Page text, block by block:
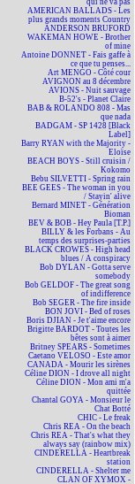
qui ne va pas
AMERICAN BALLADS - Les
plus grands moments Country
ANDERSON BRUFORD
WAKEMAN HOWE - Brother
of mine
Antoine DONNET - Fais gaffe à
ce que tu penses...
Art MENGO - Côté cour
AVIGNON au 8 décembre
AVIONS - Nuit sauvage
B-52's - Planet Claire
BAB & ROLANDO 808 - Mas
que nada
BADGAM - SP 1428 [Black
Label]
Barry RYAN with the Majority -
Eloïse
BEACH BOYS - Still cruisin /
Kokomo
Bebu SILVETTI - Spring rain
BEE GEES - The woman in you
/ Stayin' alive
Bernard MINET - Génération
Bioman
BEV & BOB - Hey Paula [T.P.]
BILLY & les Forbans - Au
temps des surprises-parties
BLACK CROWES - High head
blues / A conspiracy
Bob DYLAN - Gotta serve
somebody
Bob GELDOF - The great song
of indifference
Bob SEGER - The fire inside
BON JOVI - Bed of roses
Boris DJIAN - Je t'aime encore
Brigitte BARDOT - Toutes les
bêtes sont à aimer
Britney SPEARS - Sometimes
Caetano VELOSO - Este amor
CANADA - Mourir les sirènes
Céline DION - I drove all night
Céline DION - Mon ami m'a
quittée
Chantal GOYA - Monsieur le
Chat Botté
CHIC - Le freak
Chris REA - On the beach
Chris REA - That's what they
always say (rainbow mix)
CINDERELLA - Heartbreak
station
CINDERELLA - Shelter me
CLAN OF XYMOX -